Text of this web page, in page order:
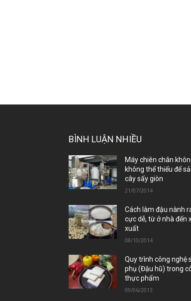
BÌNH LUẬN NHIỀU
Máy chiên chân
không thể thiếu để
cây sấy giòn
21/07/2014
Cách làm đậu nành
cực dễ, từ ở nhà đến
xuất
08/10/2014
Quy trình công nghệ
phụ (Đậu hũ) trong
thực phẩm
09/06/2013